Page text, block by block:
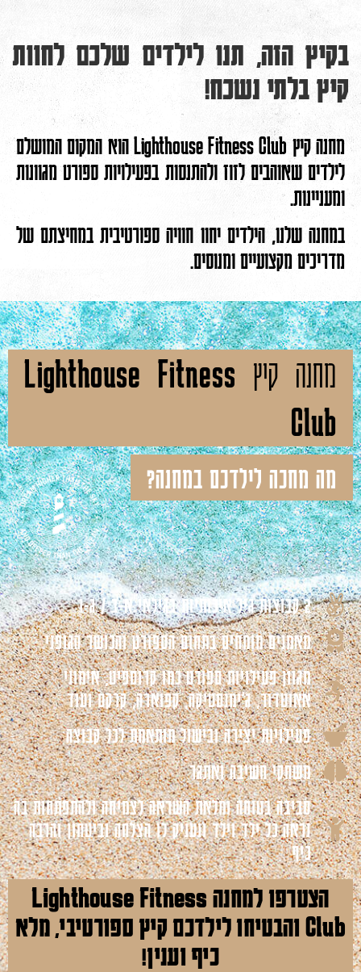
בקיץ הזה, תנו לילדים שלכם לחוות
קיץ בלתי נשכח!
מחנה קיץ Lighthouse Fitness Club הוא המקום המושלם
לילדים שאוהבים לזוז ולהתנסות בפעילויות ספורט מגוונות
ומעניינות.
במחנה שלנו, הילדים יחוו חוויה ספורטיבית במחיצתם של
מדריכים מקצועיים ומנוסים.
מחנה קיץ Lighthouse Fitness
Club
מה מחכה לילדכם במחנה?
2 קבוצות גיל איכותיות בגילאי א-ב / ג-ו
מאמנים מומחים בתחום הספורט והכושר הגופני
מגוון פעילויות ספורט כמו קרוספיט, אימוני
אאוטדור, ג'ימנסטיקה, קפוארה, קרקס ועוד
פעילויות יצירה ובישול מותאמת לכל קבוצה
משחקי חשיבה ואתגר
סביבה בטוחה ומלאת השראה לצמיחה ולהתפתחות בה
נראה כל ילד וילד ונעניק לו הצלחה וביטחון והרבה
כיף
הצטרפו למחנה Lighthouse Fitness
Club והבטיחו לילדכם קיץ ספורטיבי, מלא
כיף וענין!